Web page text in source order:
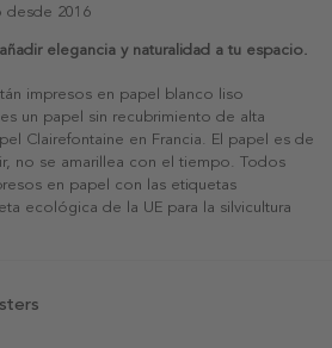
desde 2016
elegancia y naturalidad a tu espacio.
impresos en papel blanco liso
un papel sin recubrimiento de alta
Clairefontaine en Francia. El papel es de
no se amarillea con el tiempo. Todos
en papel con las etiquetas
ecológica de la UE para la silvicultura